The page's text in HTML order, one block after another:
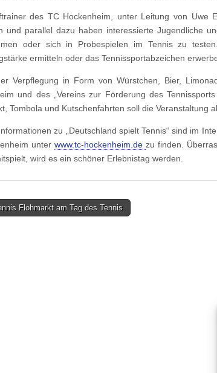
des TC Hockenheim, unter Leitung von Uwe
und parallel dazu haben interessierte Jugendliche
oder sich in Probespielen im Tennis zu
ermitteln oder das Tennissportabzeichen
Verpflegung in Form von Würstchen, Bier,
und des „Vereins zur Förderung des
Tombola und Kutschenfahrten soll die Veranstaltung
zu „Deutschland spielt Tennis“ sind im
unter www.tc-hockenheim.de zu finden.
wird es ein schöner Erlebnistag werden.
Flohmarkt am Tag des Tennis